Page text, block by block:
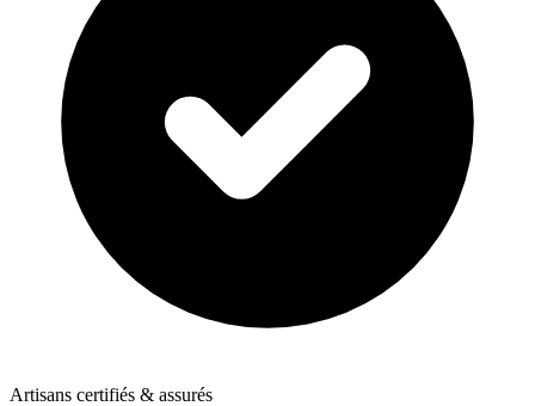
Artisans certifiés & assurés